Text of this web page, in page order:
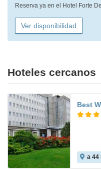
Reserva ya en el Hotel Forte
Ver disponibilidad
Hoteles cercanos
Best
a 44